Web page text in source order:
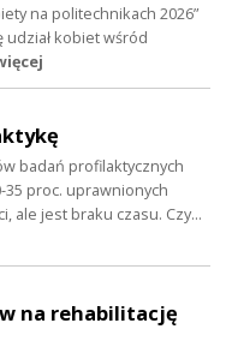
na politechnikach 2026”
udział kobiet wśród
badań profilaktycznych
proc. uprawnionych
ale jest braku czasu. Czy…
na rehabilitację